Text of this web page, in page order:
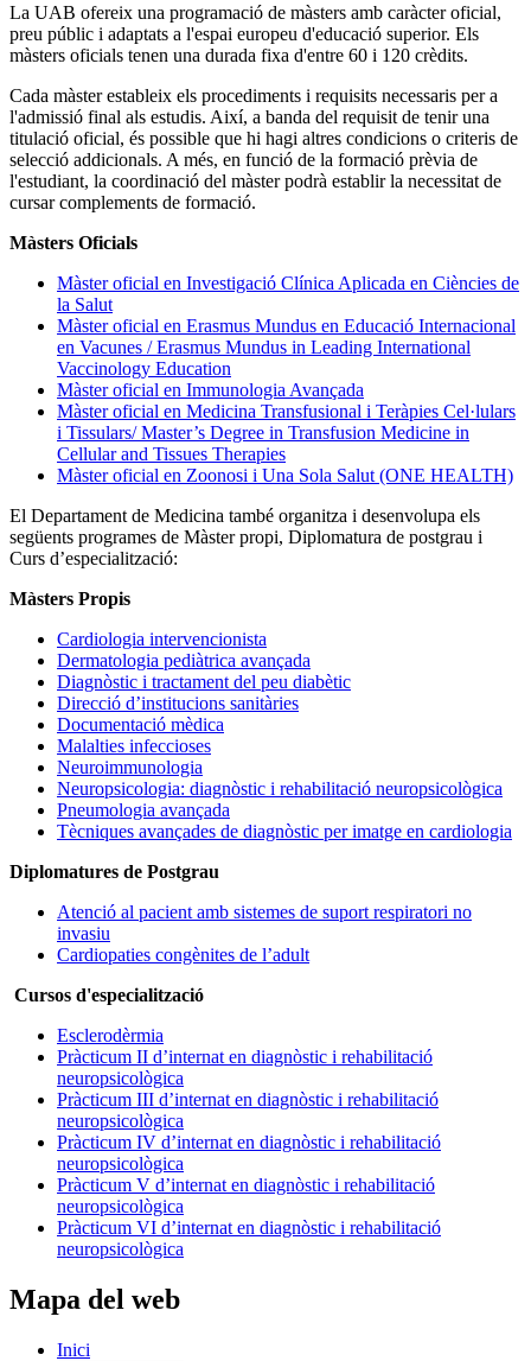
La UAB ofereix una programació de màsters amb caràcter oficial,
preu públic i adaptats a l'espai europeu d'educació superior. Els
màsters oficials tenen una durada fixa d'entre 60 i 120 crèdits.
Cada màster estableix els procediments i requisits necessaris per a
l'admissió final als estudis. Així, a banda del requisit de tenir una
titulació oficial, és possible que hi hagi altres condicions o criteris de
selecció addicionals. A més, en funció de la formació prèvia de
l'estudiant, la coordinació del màster podrà establir la necessitat de
cursar complements de formació.
Màsters Oficials
Màster oficial en Investigació Clínica Aplicada en Ciències de
la Salut
Màster oficial en Erasmus Mundus en Educació Internacional
en Vacunes / Erasmus Mundus in Leading International
Vaccinology Education
Màster oficial en Immunologia Avançada
Màster oficial en Medicina Transfusional i Teràpies Cel·lulars
i Tissulars/ Master’s Degree in Transfusion Medicine in
Cellular and Tissues Therapies
Màster oficial en Zoonosi i Una Sola Salut (ONE HEALTH)
El Departament de Medicina també organitza i desenvolupa els
següents programes de Màster propi, Diplomatura de postgrau i
Curs d’especialització:
Màsters Propis
Cardiologia intervencionista
Dermatologia pediàtrica avançada
Diagnòstic i tractament del peu diabètic
Direcció d’institucions sanitàries
Documentació mèdica
Malalties infeccioses
Neuroimmunologia
Neuropsicologia: diagnòstic i rehabilitació neuropsicològica
Pneumologia avançada
Tècniques avançades de diagnòstic per imatge en cardiologia
Diplomatures de Postgrau
Atenció al pacient amb sistemes de suport respiratori no
invasiu
Cardiopaties congènites de l’adult
Cursos d'especialització
Esclerodèrmia
Pràcticum II d’internat en diagnòstic i rehabilitació
neuropsicològica
Pràcticum III d’internat en diagnòstic i rehabilitació
neuropsicològica
Pràcticum IV d’internat en diagnòstic i rehabilitació
neuropsicològica
Pràcticum V d’internat en diagnòstic i rehabilitació
neuropsicològica
Pràcticum VI d’internat en diagnòstic i rehabilitació
neuropsicològica
Mapa del web
Inici